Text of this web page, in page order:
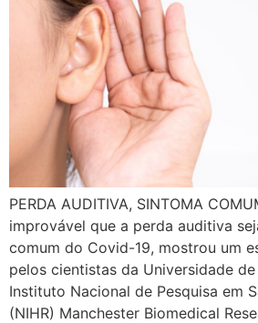
PERDA AUDITIVA, SINTOMA
improvável que a perda auditiva
comum do Covid-19, mostrou um
pelos cientistas da Universidade
Instituto Nacional de Pesquisa em
(NIHR) Manchester Biomedical